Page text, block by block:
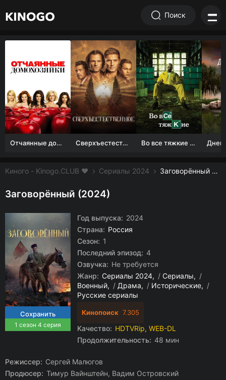
Поиск
Отчаянные домохозяйки (1 сезон) Сверхъестественное Во все тяжкие 1-5 сезон
Киного - Kinogo.CLUB ❤️ Сериалы 2024 Заговорённый смотреть онлайн бесплатно
Заговорённый (2024)
1 сезон 4 серия
Год выпуска: 2024
Страна: Россия
Сезон: 1
Последний эпизод: 4
Озвучка: Не требуется
Жанр: Сериалы 2024 / Сериалы
/
Военный
/ Драма / Исторические
/
Русские сериалы
Кинопоиск 7.305
Качество: HDTVRip, WEB-DL
Продолжительность: 48 мин
Режиссер: Сергей Малюгов
Продюсер: Тимур Вайнштейн, Вадим Островский